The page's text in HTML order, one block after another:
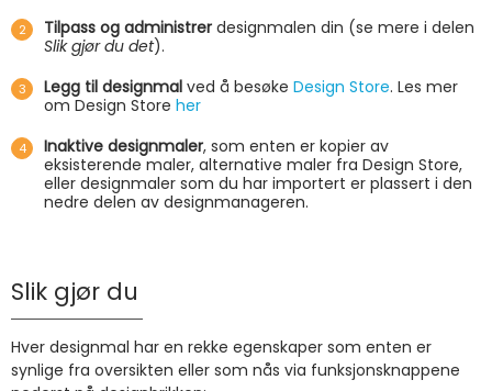
Tilpass og administrer designmalen din (se mere i delen
Slik gjør du det).
Legg til designmal ved å besøke Design Store. Les mer
om Design Store her
Inaktive designmaler, som enten er kopier av
eksisterende maler, alternative maler fra Design Store,
eller designmaler som du har importert er plassert i den
nedre delen av designmanageren.
Slik gjør du
Hver designmal har en rekke egenskaper som enten er
synlige fra oversikten eller som nås via funksjonsknappene